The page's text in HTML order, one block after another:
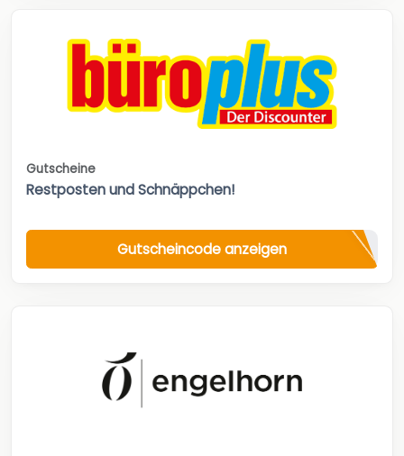
Gutscheine
Restposten und Schnäppchen!
Gutscheincode anzeigen